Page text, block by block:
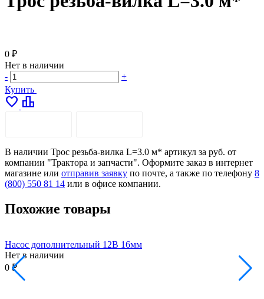
0 ₽
Нет в наличии
-
+
Купить
favorite leaderboard
В наличии Трос резьба-вилка L=3.0 м* артикул за руб. от
компании "Трактора и запчасти". Оформите заказ в интернет
магазине или отправив заявку по почте, а также по телефону 8
(800) 550 81 14 или в офисе компании.
Похожие товары
Насос дополнительный 12В 16мм
Нет в наличии
0 ₽